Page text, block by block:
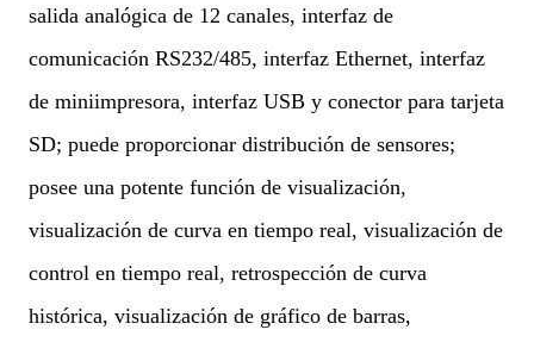
salida analógica de 12 canales, interfaz de
comunicación RS232/485, interfaz Ethernet, interfaz
de miniimpresora, interfaz USB y conector para tarjeta
SD; puede proporcionar distribución de sensores;
posee una potente función de visualización,
visualización de curva en tiempo real, visualización de
control en tiempo real, retrospección de curva
histórica, visualización de gráfico de barras,